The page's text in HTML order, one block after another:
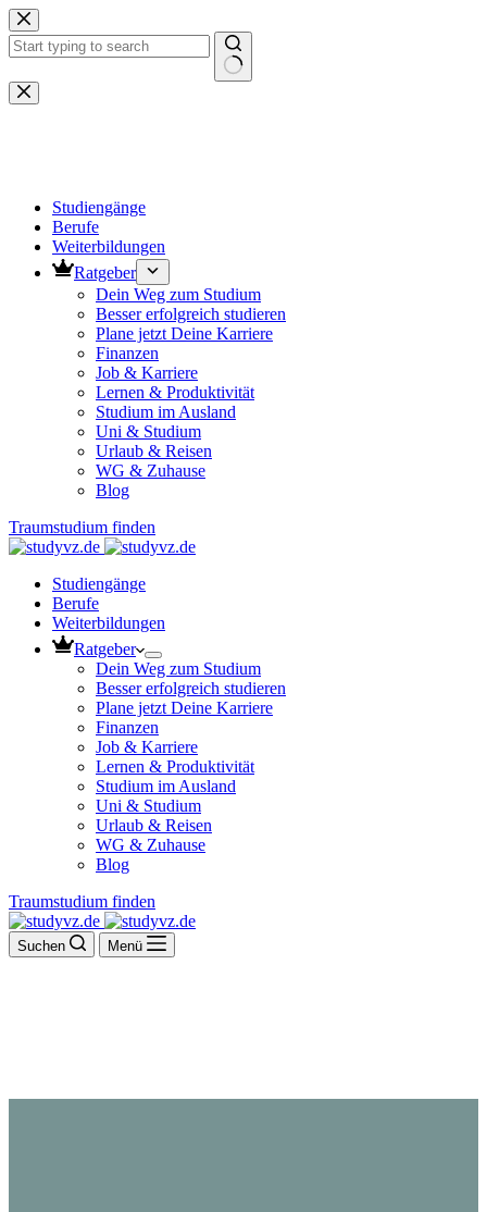
Zum
Inhalt
springen
Keine
Ergebnisse
Studiengänge
Berufe
Weiterbildungen
Ratgeber
Dein Weg zum Studium
Besser erfolgreich studieren
Plane jetzt Deine Karriere
Finanzen
Job & Karriere
Lernen & Produktivität
Studium im Ausland
Uni & Studium
Urlaub & Reisen
WG & Zuhause
Blog
Traumstudium finden
Studiengänge
Berufe
Weiterbildungen
Ratgeber
Dein Weg zum Studium
Besser erfolgreich studieren
Plane jetzt Deine Karriere
Finanzen
Job & Karriere
Lernen & Produktivität
Studium im Ausland
Uni & Studium
Urlaub & Reisen
WG & Zuhause
Blog
Traumstudium finden
Suchen Menü